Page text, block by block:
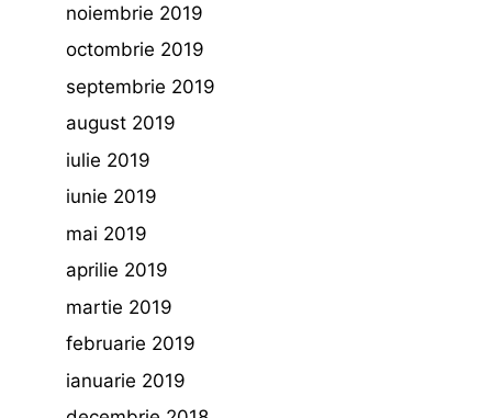
noiembrie 2019
octombrie 2019
septembrie 2019
august 2019
iulie 2019
iunie 2019
mai 2019
aprilie 2019
martie 2019
februarie 2019
ianuarie 2019